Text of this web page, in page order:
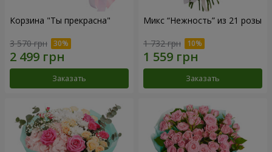
Корзина "Ты прекрасна"
3 570 грн
Заказать
Микс “Нежность” из 21 розы
1 732 грн
Заказать